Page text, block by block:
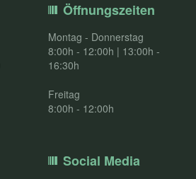
Öffnungszeiten
Montag - Donnerstag
8:00h - 12:00h | 13:00h -
16:30h
Freitag
8:00h - 12:00h
Social Media